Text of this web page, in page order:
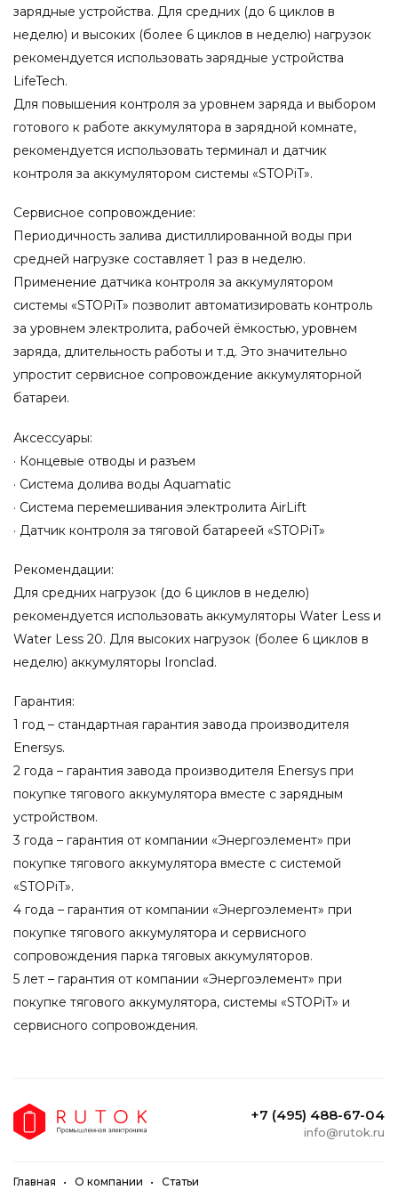
зарядные устройства. Для средних (до 6 циклов в
неделю) и высоких (более 6 циклов в неделю) нагрузок
рекомендуется использовать зарядные устройства
LifeTech.
Для повышения контроля за уровнем заряда и выбором
готового к работе аккумулятора в зарядной комнате,
рекомендуется использовать терминал и датчик
контроля за аккумулятором системы «STOPiT».
Сервисное сопровождение:
Периодичность залива дистиллированной воды при
средней нагрузке составляет 1 раз в неделю.
Применение датчика контроля за аккумулятором
системы «STOPiT» позволит автоматизировать контроль
за уровнем электролита, рабочей ёмкостью, уровнем
заряда, длительность работы и т.д. Это значительно
упростит сервисное сопровождение аккумуляторной
батареи.
Аксессуары:
· Концевые отводы и разъем
· Система долива воды Aquamatic
· Система перемешивания электролита AirLift
· Датчик контроля за тяговой батареей «STOPiT»
Рекомендации:
Для средних нагрузок (до 6 циклов в неделю)
рекомендуется использовать аккумуляторы Water Less и
Water Less 20. Для высоких нагрузок (более 6 циклов в
неделю) аккумуляторы Ironclad.
Гарантия:
1 год – стандартная гарантия завода производителя
Enersys.
2 года – гарантия завода производителя Enersys при
покупке тягового аккумулятора вместе с зарядным
устройством.
3 года – гарантия от компании «Энергоэлемент» при
покупке тягового аккумулятора вместе с системой
«STOPiT».
4 года – гарантия от компании «Энергоэлемент» при
покупке тягового аккумулятора и сервисного
сопровождения парка тяговых аккумуляторов.
5 лет – гарантия от компании «Энергоэлемент» при
покупке тягового аккумулятора, системы «STOPiT» и
сервисного сопровождения.
+7 (495) 488-67-04
info@rutok.ru
Главная О компании Статьи